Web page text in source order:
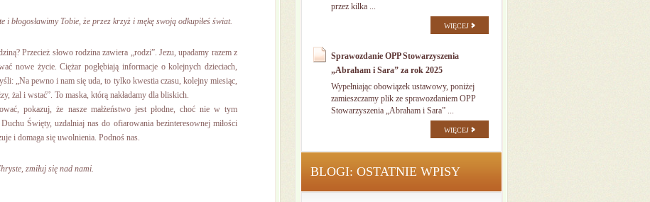
i błogosławimy Tobie, że przez krzyż i mękę swoją odkupiłeś świat.
Przecież słowo rodzina zawiera „rodzi”. Jezu, upadamy razem z
nowe życie. Ciężar pogłębiają informacje o kolejnych dzieciach,
„Na pewno i nam się uda, to tylko kwestia czasu, kolejny miesiąc,
żal i wstać”. To maska, którą nakładamy dla bliskich.
pokazuj, że nasze małżeństwo jest płodne, choć nie w tym
Święty, uzdalniaj nas do ofiarowania bezinteresownej miłości
i domaga się uwolnienia. Podnoś nas.
zmiłuj się nad nami.
przez kilka ...
WIĘCEJ
Sprawozdanie OPP Stowarzyszenia
„Abraham i Sara” za rok 2025
Wypełniając obowiązek ustawowy, poniżej
zamieszczamy plik ze sprawozdaniem OPP
Stowarzyszenia „Abraham i Sara” ...
WIĘCEJ
BLOGI: OSTATNIE WPISY